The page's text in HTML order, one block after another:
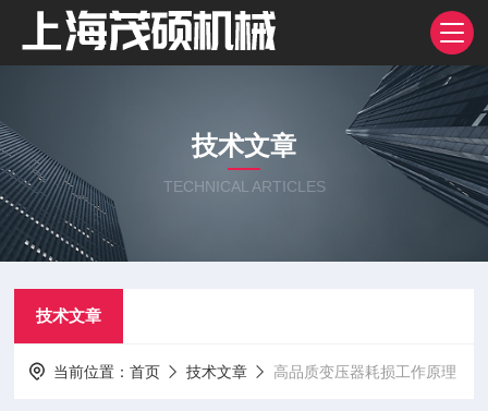
技术文章
TECHNICAL ARTICLES
技术文章
当前位置：首页 技术文章 高品质变压器耗损工作原理